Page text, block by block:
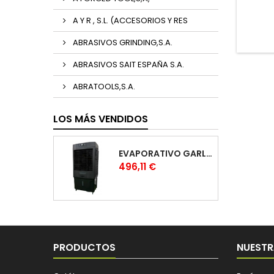
A Y R , S.L. (ACCESORIOS Y RES
ABRASIVOS GRINDING,S.A.
ABRASIVOS SAIT ESPAÑA S.A.
ABRATOOLS,S.A.
LOS MÁS VENDIDOS
EVAPORATIVO GARLAND COOL 1530
Precio
496,11 €
PRODUCTOS